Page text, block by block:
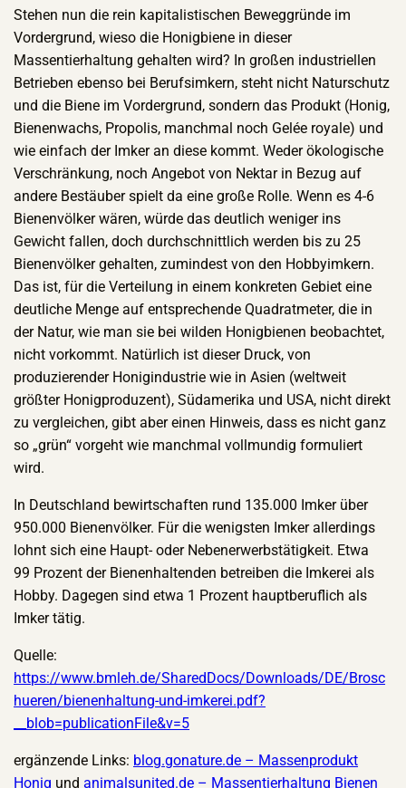
Stehen nun die rein kapitalistischen Beweggründe im
Vordergrund, wieso die Honigbiene in dieser
Massentierhaltung gehalten wird? In großen industriellen
Betrieben ebenso bei Berufsimkern, steht nicht Naturschutz
und die Biene im Vordergrund, sondern das Produkt (Honig,
Bienenwachs, Propolis, manchmal noch Gelée royale) und
wie einfach der Imker an diese kommt. Weder ökologische
Verschränkung, noch Angebot von Nektar in Bezug auf
andere Bestäuber spielt da eine große Rolle. Wenn es 4-6
Bienenvölker wären, würde das deutlich weniger ins
Gewicht fallen, doch durchschnittlich werden bis zu 25
Bienenvölker gehalten, zumindest von den Hobbyimkern.
Das ist, für die Verteilung in einem konkreten Gebiet eine
deutliche Menge auf entsprechende Quadratmeter, die in
der Natur, wie man sie bei wilden Honigbienen beobachtet,
nicht vorkommt. Natürlich ist dieser Druck, von
produzierender Honigindustrie wie in Asien (weltweit
größter Honigproduzent), Südamerika und USA, nicht direkt
zu vergleichen, gibt aber einen Hinweis, dass es nicht ganz
so „grün“ vorgeht wie manchmal vollmundig formuliert
wird.
In Deutschland bewirtschaften rund 135.000 Imker über
950.000 Bienenvölker. Für die wenigsten Imker allerdings
lohnt sich eine Haupt- oder Nebenerwerbstätigkeit. Etwa
99 Prozent der Bienenhaltenden betreiben die Imkerei als
Hobby. Dagegen sind etwa 1 Prozent hauptberuflich als
Imker tätig.
Quelle:
https://www.bmleh.de/SharedDocs/Downloads/DE/Brosc
hueren/bienenhaltung-und-imkerei.pdf?
__blob=publicationFile&v=5
ergänzende Links: blog.gonature.de – Massenprodukt
Honig undanimalsunited.de – Massentierhaltung Bienen